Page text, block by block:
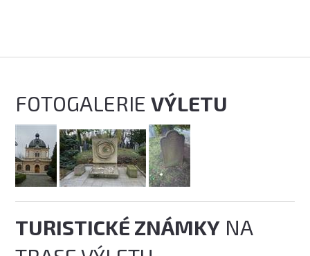
FOTOGALERIEVÝLETU
TURISTICKÉ ZNÁMKY NA